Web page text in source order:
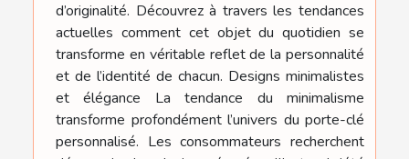
d’originalité. Découvrez à travers les tendances
actuelles comment cet objet du quotidien se
transforme en véritable reflet de la personnalité
et de l’identité de chacun. Designs minimalistes
et élégance La tendance du minimalisme
transforme profondément l’univers du porte-clé
personnalisé. Les consommateurs recherchent